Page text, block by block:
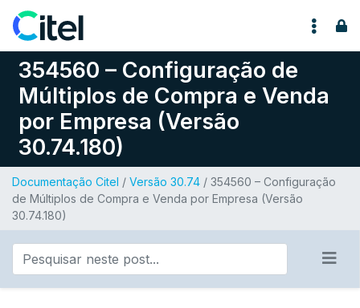
Pular para o conteúdo
354560 – Configuração de
Múltiplos de Compra e Venda
por Empresa (Versão
30.74.180)
Documentação Citel / Versão 30.74 / 354560 – Configuração
de Múltiplos de Compra e Venda por Empresa (Versão
30.74.180)